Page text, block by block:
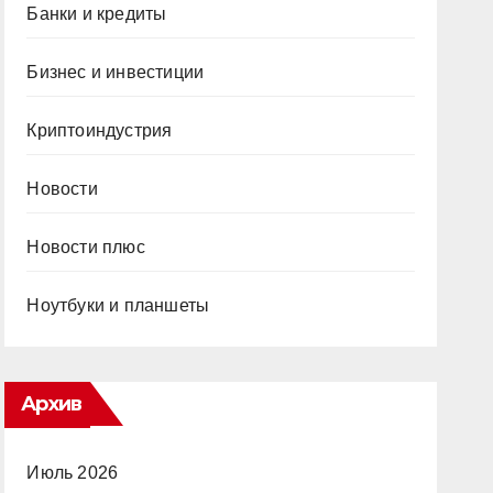
Банки и кредиты
Бизнес и инвестиции
Криптоиндустрия
Новости
Новости плюс
Ноутбуки и планшеты
Архив
Июль 2026